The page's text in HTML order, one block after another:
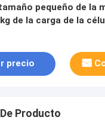
pequeño de la
de la carga de la
precio
Producto